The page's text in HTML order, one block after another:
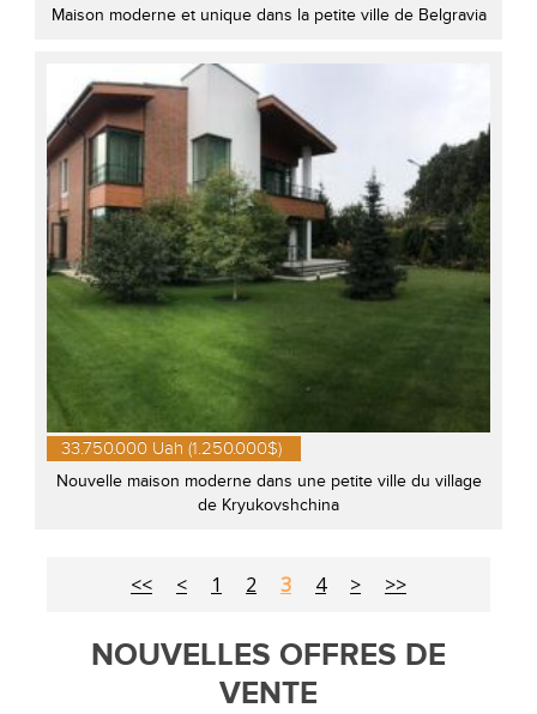
Maison moderne et unique dans la petite ville de Belgravia
33.750.000 Uah (1.250.000$)
Nouvelle maison moderne dans une petite ville du village
de Kryukovshchina
<< < 1 2 3 4 > >>
NOUVELLES OFFRES DE
VENTE